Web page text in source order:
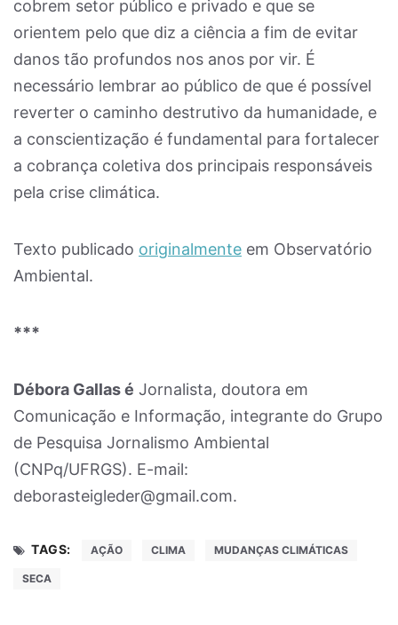
cobrem setor público e privado e que se
orientem pelo que diz a ciência a fim de evitar
danos tão profundos nos anos por vir. É
necessário lembrar ao público de que é possível
reverter o caminho destrutivo da humanidade, e
a conscientização é fundamental para fortalecer
a cobrança coletiva dos principais responsáveis
pela crise climática.
Texto publicado originalmente em Observatório
Ambiental.
***
Débora Gallas é Jornalista, doutora em
Comunicação e Informação, integrante do Grupo
de Pesquisa Jornalismo Ambiental
(CNPq/UFRGS). E-mail:
deborasteigleder@gmail.com.
TAGS: AÇÃO CLIMA MUDANÇAS CLIMÁTICAS
SECA